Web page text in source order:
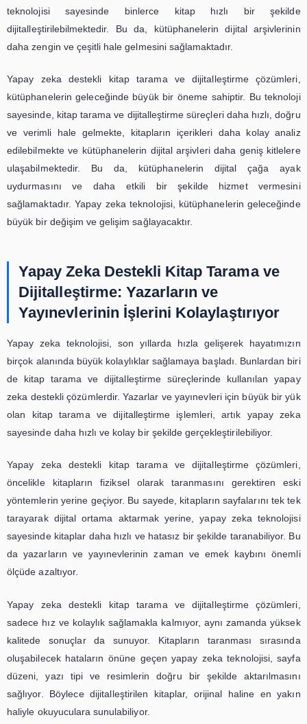
Yapay zeka teknolojisi, son yıllarda hızla gelişerek
birçok alanında büyük bir etki yaratmıştır. Bu
kullanım alanlarından biri ise kitap tarama ve
süreçlerinde kullanılmasıdır. Geleneksel yöntemlerle
olmasının yanı sıra hatalara da sıkça neden
yapay zeka destekli kitap tarama ve dijitalleştirme
süreci daha hızlı, doğru ve verimli hale getirmektedir.
kütüphaneler için gelecekte büyük bir önem taşıyacaktır.
Geleneksel yöntemlerle yapılan kitap tarama ve
işlemleri, bir kitabın sayfalarının tek tek taranması ve
edilen görüntülerin düzenlenmesi ve metin haline
aşamalardan oluşmaktadır. Bu süreç, uzun bir zaman
süreci büyük ölçüde kolaylaştırmaktadır. Yapay zeka
tarama ve dijitalleştirme çözümleri, kitap sayfalarını
tarayarak görüntüleri düzenlemekte ve metin haline
Böylece, insan hatası riski ortadan kalkmakta ve süreç
ve doğru bir şekilde tamamlanmaktadır.
süreçlerinde değil, aynı zamanda kitapların içeriklerinin
edilmesinde büyük bir rol oynamaktadır. Bu sayede,
içeriklerindeki önemli kelimeler, konular ve
edilebilmekte ve bu bilgiler kütüphanelerin dijital
kolay erişilebilir hale getirilmektedir. Böylece,
öğrenciler, istedikleri konulara daha hızlı ve doğru